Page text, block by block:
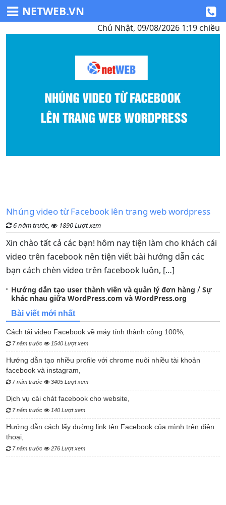
NETWEB.VN
Chủ Nhật, 09/08/2026 1:19 chiều
Nhúng video từ Facebook lên trang web wordpress
6 năm trước, 1890 Lượt xem
Xin chào tất cả các bạn! hôm nay tiện làm cho khách cái
video trên facebook nên tiện viết bài hướng dẫn các
bạn cách chèn video trên facebook luôn, […]
Hướng dẫn tạo user thành viên và quản lý đơn hàng / Sự
khác nhau giữa WordPress.com và WordPress.org
Bài viết mới nhất
Cách tải video Facebook về máy tính thành công 100%,
7 năm trước 1540 Lượt xem
Hướng dẫn tạo nhiều profile với chrome nuôi nhiều tài khoản
facebook và instagram,
7 năm trước 3405 Lượt xem
Dịch vụ cài chát facebook cho website,
7 năm trước 140 Lượt xem
Hướng dẫn cách lấy đường link tên Facebook của mình trên điện
thoại,
7 năm trước 276 Lượt xem